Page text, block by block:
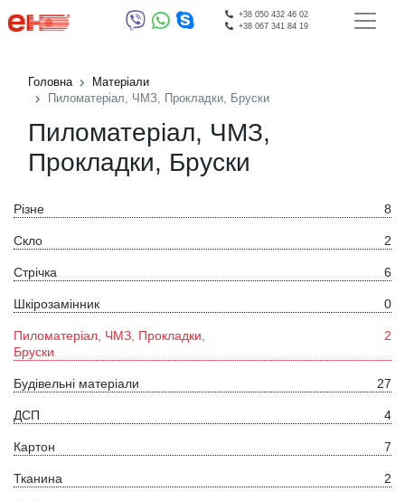
+38 050 432 46 02
+38 067 341 84 19
Головна
Матеріали
Пиломатеріал, ЧМЗ, Прокладки, Бруски
Пиломатеріал, ЧМЗ,
Прокладки, Бруски
Різне 8
Скло 2
Стрічка 6
Шкірозамінник 0
Пиломатеріал, ЧМЗ, Прокладки,
Бруски
2
Будівельні матеріали 27
ДСП 4
Картон 7
Тканина 2